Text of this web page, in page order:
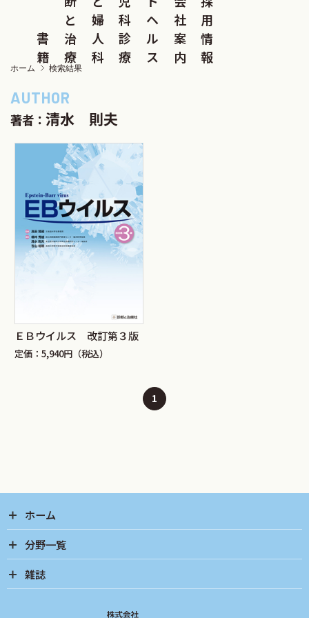
書
籍
と
治
療
婦
人
科
科
診
療
ヘ
ル
ス
社
案
内
用
情
報
ホーム 検索結果
著者： 清水 則夫
ＥＢウイルス 改訂第３版
定価：5,940円（税込）
1
ホーム
分野一覧
雑誌